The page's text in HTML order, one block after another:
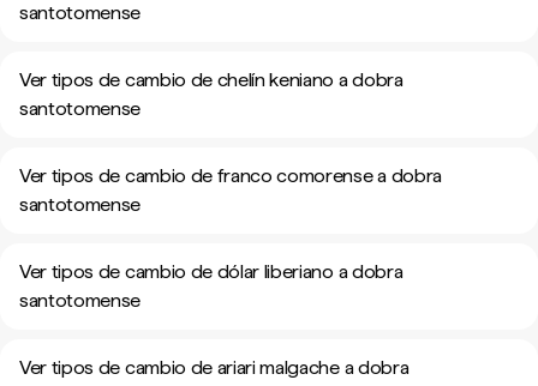
santotomense
Ver tipos de cambio de chelín keniano a dobra
santotomense
Ver tipos de cambio de franco comorense a dobra
santotomense
Ver tipos de cambio de dólar liberiano a dobra
santotomense
Ver tipos de cambio de ariari malgache a dobra